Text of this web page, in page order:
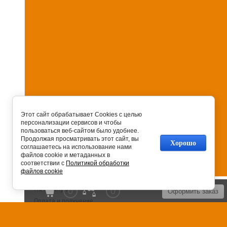
Оформить заказ
0 0
На главную
Оплата и получение
Этот сайт обрабатывает Cookies с целью
персонализации сервисов и чтобы
пользоваться веб-сайтом было удобнее.
Продолжая просматривать этот сайт, вы
соглашаетесь на использование нами
файлов cookie и метаданных в
соответствии с Политикой обработки
файлов cookie
Хорошо